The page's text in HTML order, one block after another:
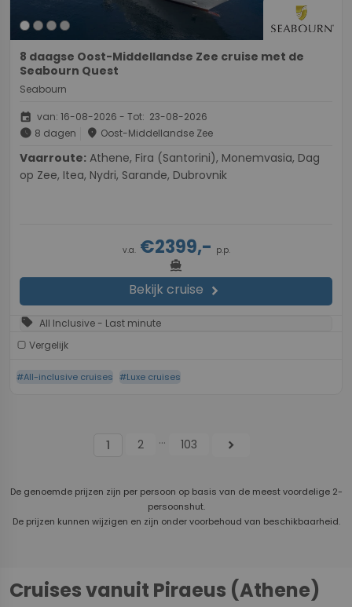
8 daagse Oost-Middellandse Zee cruise met de
Seabourn Quest
Seabourn
event van: 16-08-2026 - Tot: 23-08-2026
schedule 8 dagen place Oost-Middellandse Zee
Vaarroute:
op Zee, Itea, Nydri, Sarande, Dubrovnik
v.a.€2399,- p.p.
directions_boat
Bekijk cruise chevron_right
sell All Inclusive - Last minute
Vergelijk
#All-inclusive cruises #Luxe cruises
1 2 ... 103 chevron_right
De genoemde prijzen zijn per persoon op basis van de meest voordelige 2-
persoonshut.
De prijzen kunnen wijzigen en zijn onder voorbehoud van beschikbaarheid.
Cruises vanuit Piraeus (Athene)